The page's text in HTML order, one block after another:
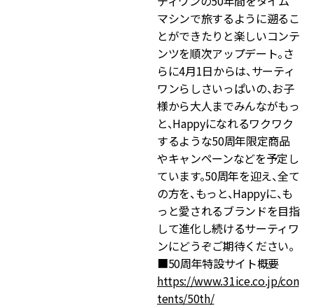
マシンで旅するように遡るこ
とができたりと楽しいコンテ
ンツを順次アップデート。さ
らに4月1日からは、サーティ
ワンらしさいっぱいの、お子
様から大人までみんながもっ
と、Happyになれるワクワク
するような50周年限定商品
やキャンペーンなどを予定し
ています。50周年を迎え、全て
の方を、もっと、Happyに、も
っと愛されるブランドを目指
して進化し続けるサーティワ
ンにどうぞご期待ください。
■50周年特設サイト概要
https://www.31ice.co.jp/con
tents/50th/